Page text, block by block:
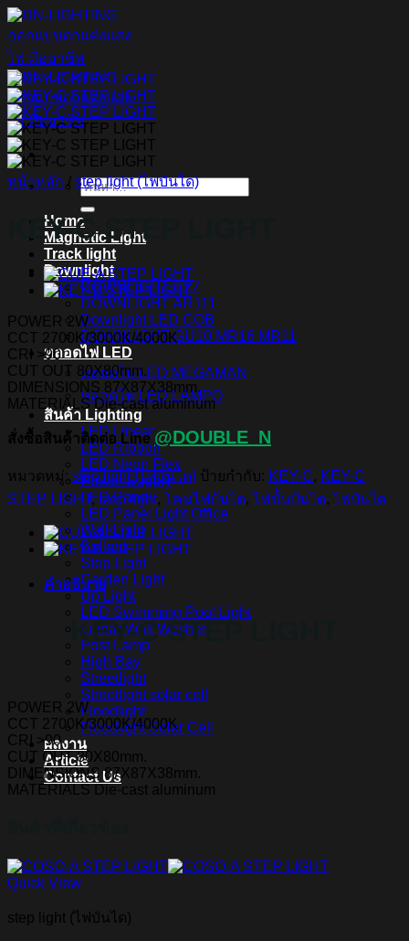
ข้าม
ไป
ยัง
เนื้อหา
ค้นหา:
Home
Magnetic Light
Track light
Downlight
DOWNLIGHT E27
DOWNLIGHT AR111
Downlight LED COB
DOWNLIGHT GU10 MR16 MR11
หลอดไฟ LED
หลอดไฟ LED MEGAMAN
หลอดไฟ LED LAMPO
สินค้า Lighting
LED Linear
LED Ribbon
LED Neon Flex
Power Supply
LED Panel
LED Panel Light Office
Wall Light
Bollard
Step Light
Garden Light
Up Light
LED Swimming Pool Light
Linear Wall Washer
Post Lamp
High Bay
Streetlight
Streetlight solar cell
Floodlight
Floodlight Solar Cell
ผลงาน
Article
Contact Us
หน้าหลัก / step light (ไฟบันได)
KEY-C STEP LIGHT
POWER 2W
CCT 2700K/3000K/4000K
CRI >90
CUT OUT 80X80mm.
DIMENSIONS 87X87X38mm.
MATERIALS Die-cast aluminum
สั่งซื้อสินค้าติดต่อ Line @DOUBLE_N
หมวดหมู่: step light (ไฟบันได) ป้ายกำกับ: KEY-C, KEY-C
STEP LIGHT,step light, โคมไฟบันได,ไฟขั้นบันได,ไฟบันได
คำอธิบาย
KEY-C STEP LIGHT
POWER 2W
CCT 2700K/3000K/4000K
CRI >90
CUT OUT 80X80mm.
DIMENSIONS 87X87X38mm.
MATERIALS Die-cast aluminum
Quick View
step light (ไฟบันได)